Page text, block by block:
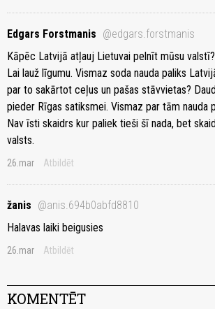
Edgars Forstmanis @edgars.forstmanis
Kāpēc Latvijā atļauj Lietuvai pelnīt mūsu valstī?
Lai lauž līgumu. Vismaz soda nauda paliks
par to sakārtot ceļus un pašas stāvvietas?
pieder Rīgas satiksmei. Vismaz par tām nauda
Nav īsti skaidrs kur paliek tieši šī nada, bet
valsts.
26.mar Atbildēt
žanis @anis.694b0abfd8810
Halavas laiki beigusies
26.mar Atbildēt
KOMENTĒT